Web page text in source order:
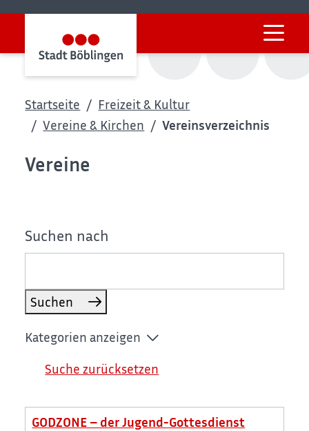
Startseite
Freizeit & Kultur
Vereine & Kirchen
Vereinsverzeichnis
Vereine
Suchen nach
Suchen
Kategorien anzeigen
Suche zurücksetzen
GODZONE – der Jugend-Gottesdienst